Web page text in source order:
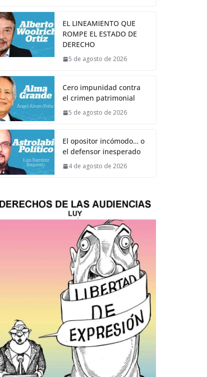
EL LINEAMIENTO QUE
ROMPE EL ESTADO DE
DERECHO
5 de agosto de 2026
Cero impunidad contra
el crimen patrimonial
5 de agosto de 2026
El opositor incómodo… o
el defensor inesperado
4 de agosto de 2026